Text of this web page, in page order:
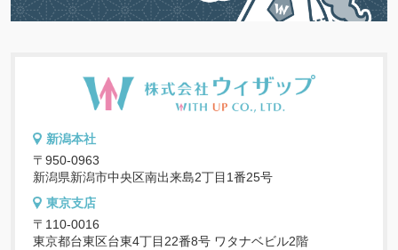
新潟本社
〒950-0963
新潟県新潟市中央区南出来島2丁目1番25号
東京支店
〒110-0016
東京都台東区台東4丁目22番8号 ワタナベビル2階